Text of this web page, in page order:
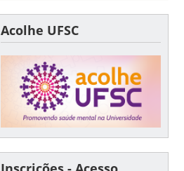
Acolhe UFSC